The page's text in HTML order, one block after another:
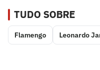
TUDO SOBRE
Flamengo Leonardo